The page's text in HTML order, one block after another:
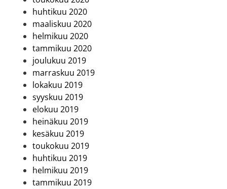
huhtikuu 2020
maaliskuu 2020
helmikuu 2020
tammikuu 2020
joulukuu 2019
marraskuu 2019
lokakuu 2019
syyskuu 2019
elokuu 2019
heinäkuu 2019
kesäkuu 2019
toukokuu 2019
huhtikuu 2019
helmikuu 2019
tammikuu 2019